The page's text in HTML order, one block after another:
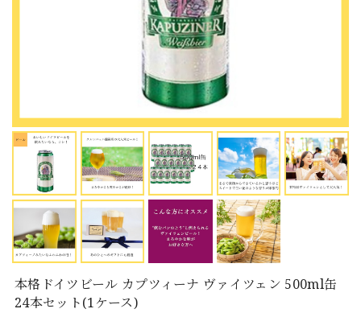
本格ドイツビール カプツィーナ ヴァイツェン 500ml缶
24本セット(1ケース)